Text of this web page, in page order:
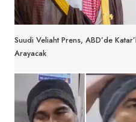
Suudi Veliaht Prens, ABD’de
Arayacak